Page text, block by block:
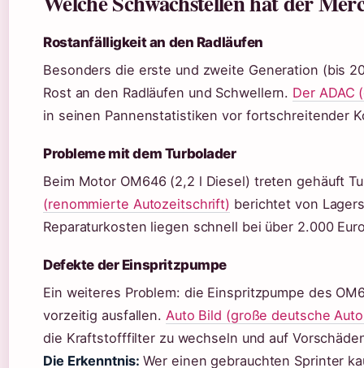
Rostanfälligkeit an den Radläufen
Besonders die erste und zweite Generation (bis
Rost an den Radläufen und Schwellern. Der ADAC
in seinen Pannenstatistiken vor fortschreitender
Probleme mit dem Turbolader
Beim Motor OM646 (2,2 l Diesel) treten gehäuft
(renommierte Autozeitschrift) berichtet von
Reparaturkosten liegen schnell bei über 2.000
Defekte der Einspritzpumpe
Ein weiteres Problem: die Einspritzpumpe des
vorzeitig ausfallen. Auto Bild (große deutsche
die Kraftstofffilter zu wechseln und auf
Die Erkenntnis: Wer einen gebrauchten Sprinter